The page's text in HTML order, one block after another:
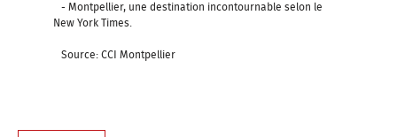
- Montpellier, une destination incontournable selon le
New York Times.
Source: CCI Montpellier